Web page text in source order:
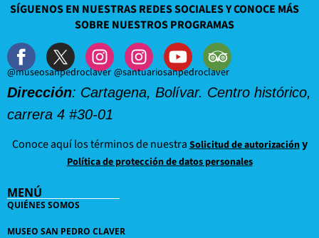
SÍGUENOS EN NUESTRAS REDES SOCIALES Y CONOCE MÁS
SOBRE NUESTROS PROGRAMAS
@museosanpedroclaver @santuariosanpedroclaver
Dirección: Cartagena, Bolívar. Centro histórico,
carrera 4 #30-01
Conoce aquí los términos de nuestra Solicitud de autorizacióny
Política de protección de datos personales
MENÚ
QUIÉNES SOMOS
MUSEO SAN PEDRO CLAVER